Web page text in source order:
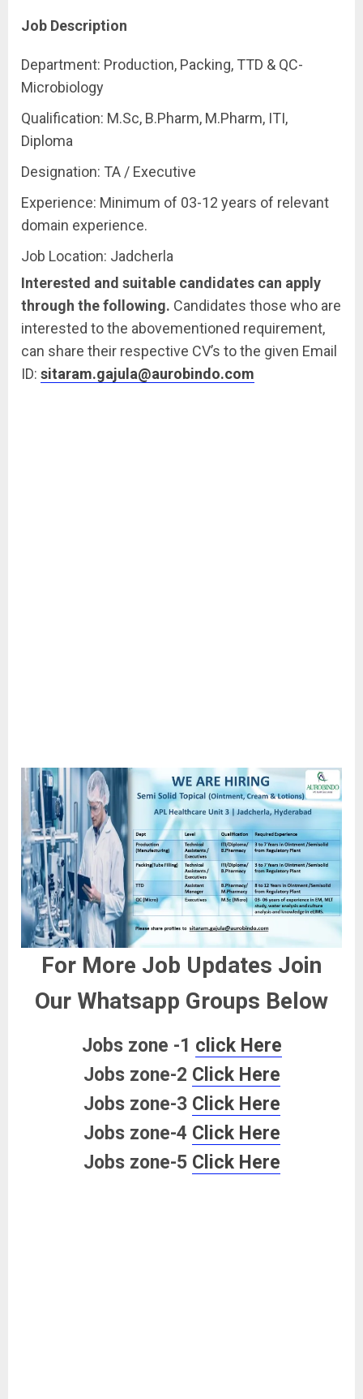
Job Description
Department: Production, Packing, TTD & QC-
Microbiology
Qualification: M.Sc, B.Pharm, M.Pharm, ITI,
Diploma
Designation: TA / Executive
Experience: Minimum of 03-12 years of relevant
domain experience.
Job Location: Jadcherla
Interested and suitable candidates can apply
through the following. Candidates those who are
interested to the abovementioned requirement,
can share their respective CV’s to the given Email
ID: sitaram.gajula@aurobindo.com
For More Job Updates Join
Our Whatsapp Groups Below
Jobs zone -1 click Here
Jobs zone-2 Click Here
Jobs zone-3 Click Here
Jobs zone-4 Click Here
Jobs zone-5 Click Here